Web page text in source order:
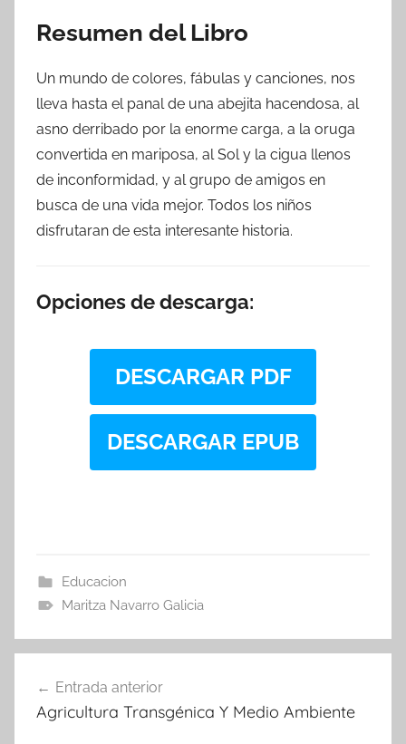
Resumen del Libro
Un mundo de colores, fábulas y canciones, nos
lleva hasta el panal de una abejita hacendosa, al
asno derribado por la enorme carga, a la oruga
convertida en mariposa, al Sol y la cigua llenos
de inconformidad, y al grupo de amigos en
busca de una vida mejor. Todos los niños
disfrutaran de esta interesante historia.
Opciones de descarga:
DESCARGAR PDF
DESCARGAR EPUB
Educacion
Maritza Navarro Galicia
de
Entrada anterior
Agricultura Transgénica Y Medio Ambiente